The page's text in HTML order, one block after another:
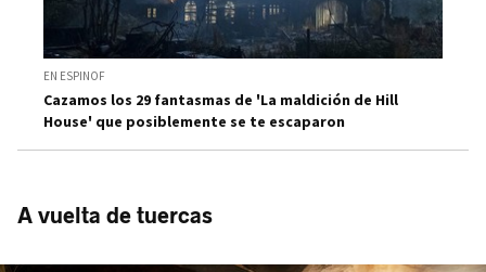
EN ESPINOF
Cazamos los 29 fantasmas de 'La maldición de Hill
House' que posiblemente se te escaparon
A vuelta de tuercas